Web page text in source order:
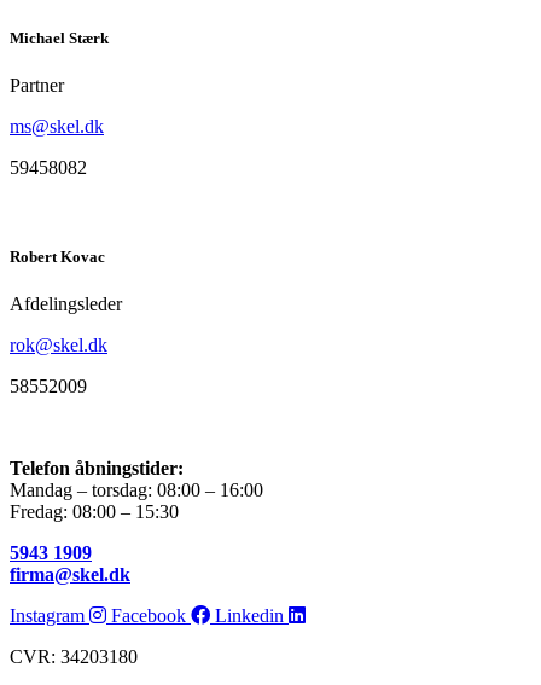
Michael Stærk
Partner
ms@skel.dk
59458082
Robert Kovac
Afdelingsleder
rok@skel.dk
58552009
Telefon åbningstider:
Mandag – torsdag: 08:00 – 16:00
Fredag: 08:00 – 15:30
5943 1909
firma@skel.dk
Instagram
Facebook
Linkedin
CVR: 34203180